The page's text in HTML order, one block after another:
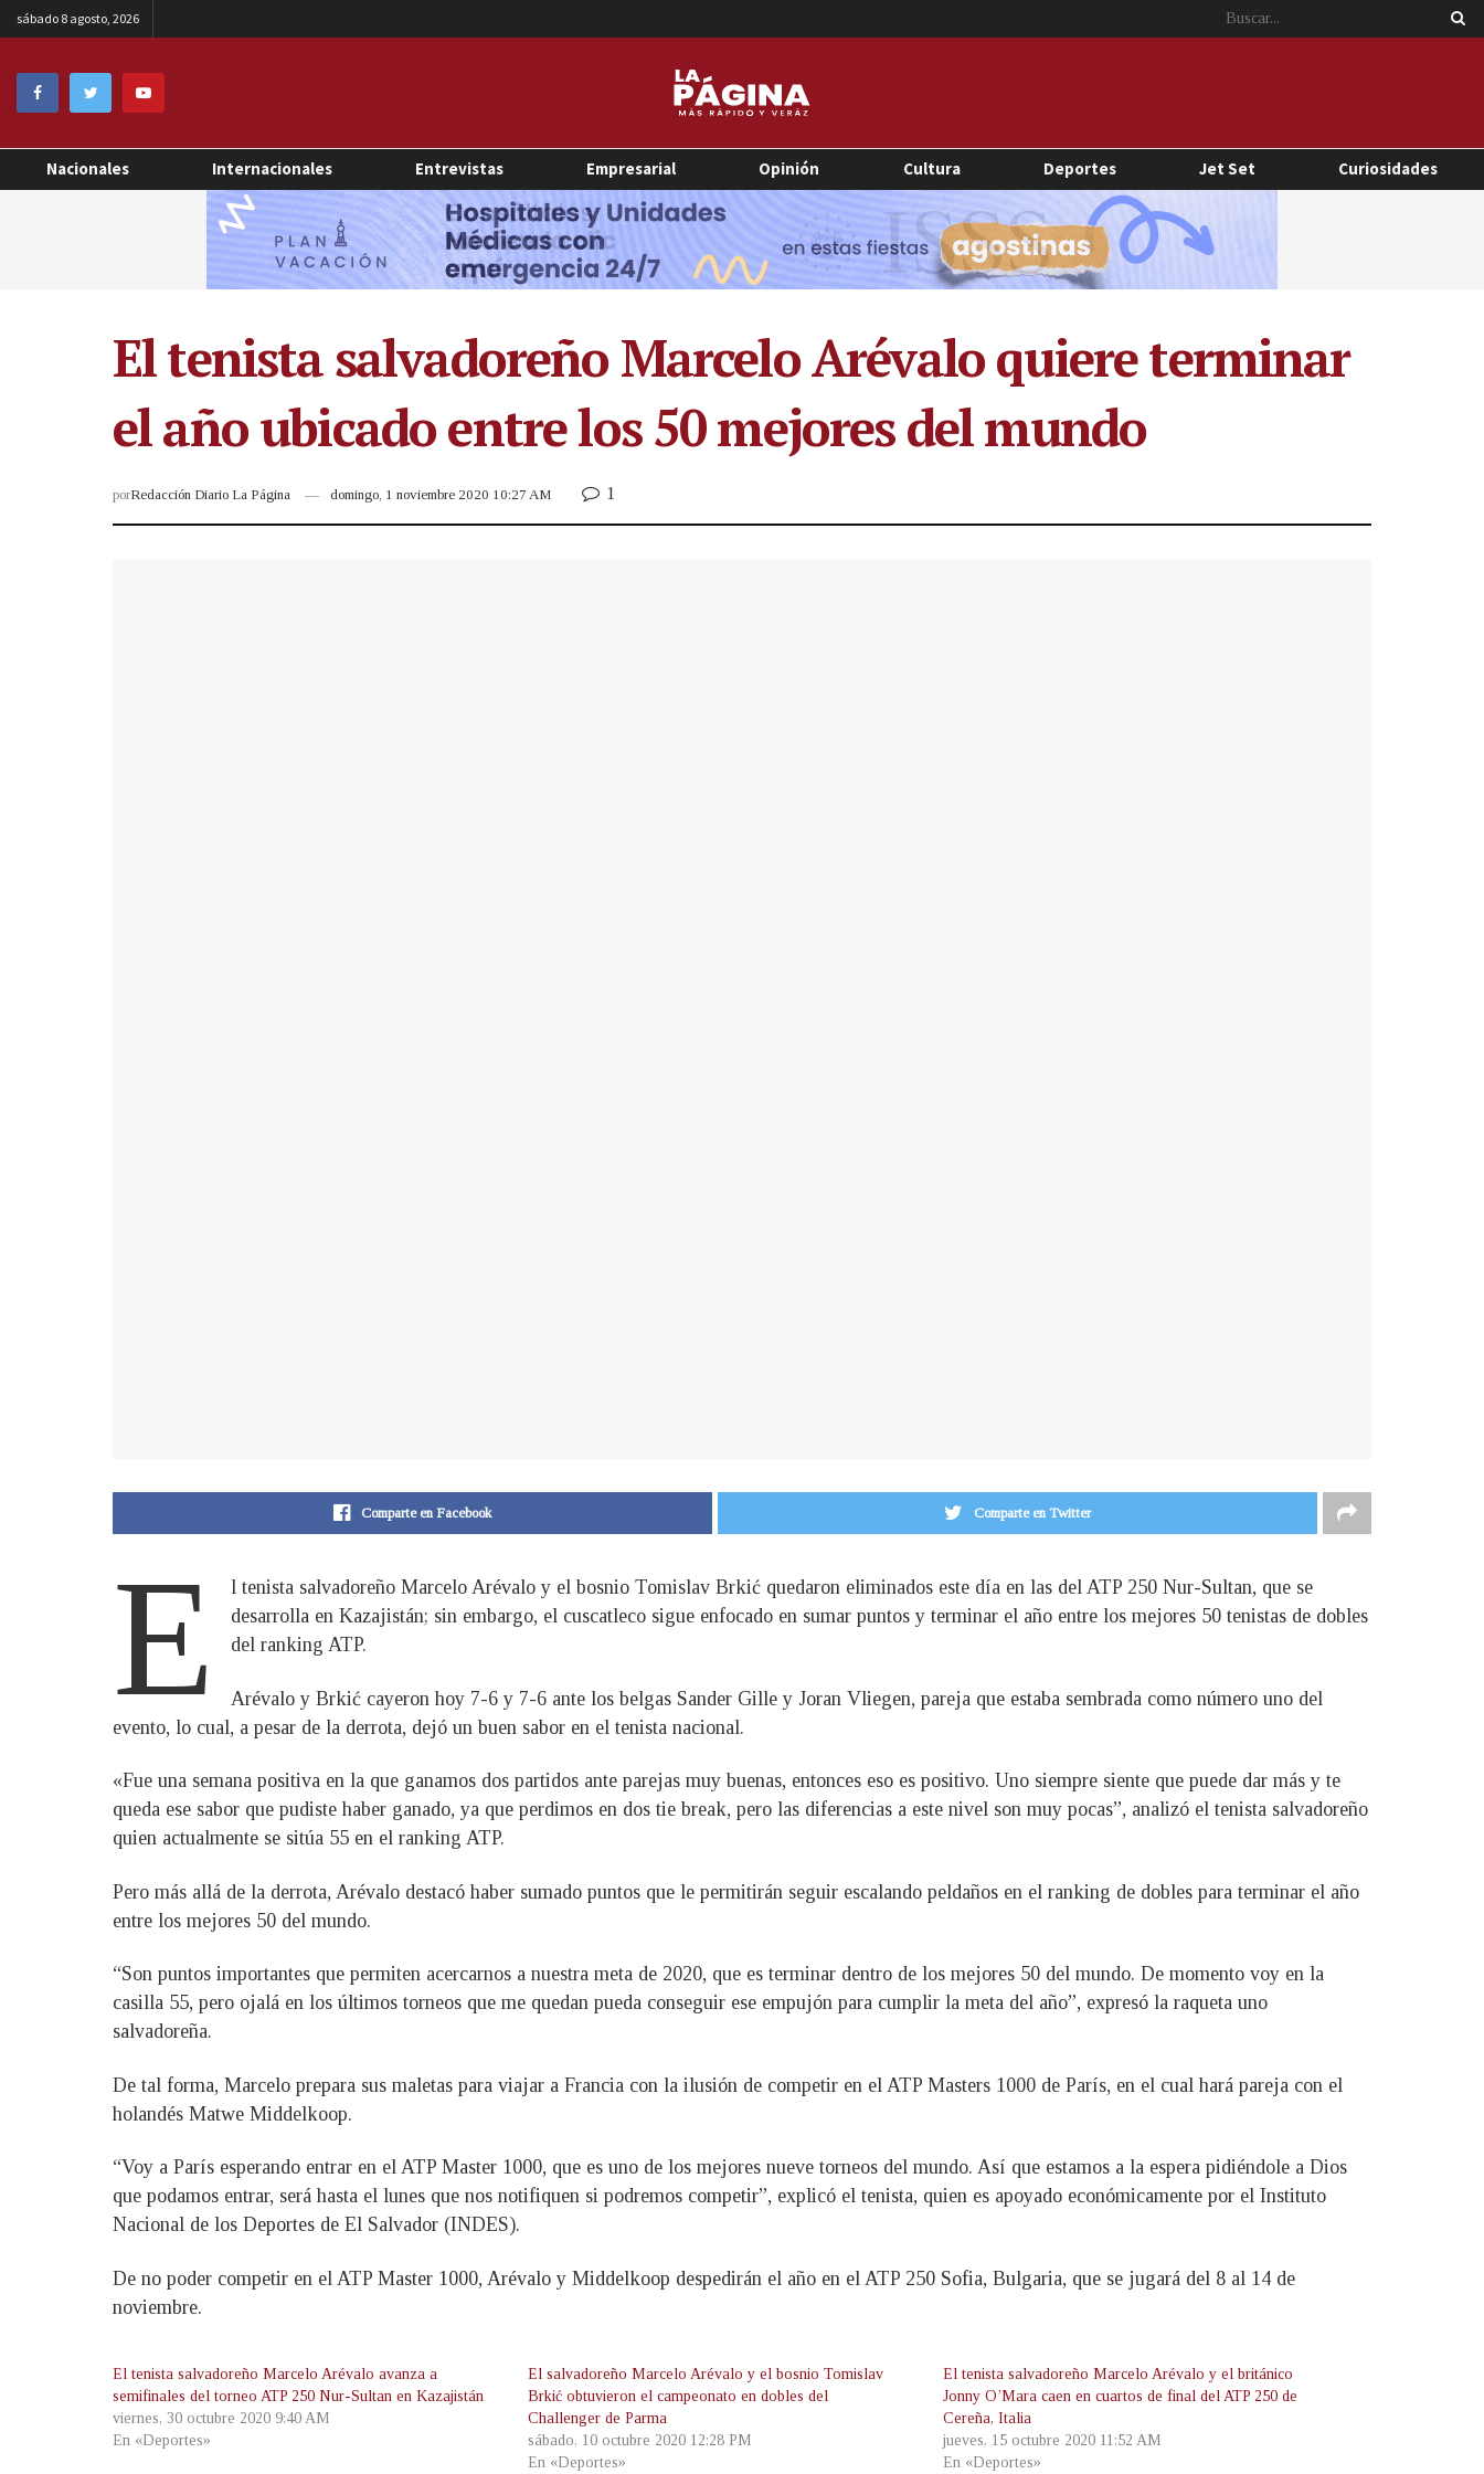
sábado 8 agosto, 2026
Nacionales Internacionales Entrevistas Empresarial Opinión Cultura Deportes Jet Set Curiosidades
El tenista salvadoreño Marcelo Arévalo quiere terminar
el año ubicado entre los 50 mejores del mundo
porRedacción Diario La Página domingo, 1 noviembre 2020 10:27 AM 1
Comparte en Facebook Comparte en Twitter
E
l tenista salvadoreño Marcelo Arévalo y el bosnio Tomislav Brkić quedaron eliminados este día en las del ATP 250 Nur-Sultan, que se
desarrolla en Kazajistán; sin embargo, el cuscatleco sigue enfocado en sumar puntos y terminar el año entre los mejores 50 tenistas de dobles
del ranking ATP.
Arévalo y Brkić cayeron hoy 7-6 y 7-6 ante los belgas Sander Gille y Joran Vliegen, pareja que estaba sembrada como número uno del
evento, lo cual, a pesar de la derrota, dejó un buen sabor en el tenista nacional.
«Fue una semana positiva en la que ganamos dos partidos ante parejas muy buenas, entonces eso es positivo. Uno siempre siente que puede dar más y te
queda ese sabor que pudiste haber ganado, ya que perdimos en dos tie break, pero las diferencias a este nivel son muy pocas”, analizó el tenista salvadoreño
quien actualmente se sitúa 55 en el ranking ATP.
Pero más allá de la derrota, Arévalo destacó haber sumado puntos que le permitirán seguir escalando peldaños en el ranking de dobles para terminar el año
entre los mejores 50 del mundo.
“Son puntos importantes que permiten acercarnos a nuestra meta de 2020, que es terminar dentro de los mejores 50 del mundo. De momento voy en la
casilla 55, pero ojalá en los últimos torneos que me quedan pueda conseguir ese empujón para cumplir la meta del año”, expresó la raqueta uno
salvadoreña.
De tal forma, Marcelo prepara sus maletas para viajar a Francia con la ilusión de competir en el ATP Masters 1000 de París, en el cual hará pareja con el
holandés Matwe Middelkoop.
“Voy a París esperando entrar en el ATP Master 1000, que es uno de los mejores nueve torneos del mundo. Así que estamos a la espera pidiéndole a Dios
que podamos entrar, será hasta el lunes que nos notifiquen si podremos competir”, explicó el tenista, quien es apoyado económicamente por el Instituto
Nacional de los Deportes de El Salvador (INDES).
De no poder competir en el ATP Master 1000, Arévalo y Middelkoop despedirán el año en el ATP 250 Sofia, Bulgaria, que se jugará del 8 al 14 de
noviembre.
El tenista salvadoreño Marcelo Arévalo avanza a
semifinales del torneo ATP 250 Nur-Sultan en Kazajistán
viernes, 30 octubre 2020 9:40 AM
En «Deportes»
El salvadoreño Marcelo Arévalo y el bosnio Tomislav
Brkić obtuvieron el campeonato en dobles del
Challenger de Parma
sábado, 10 octubre 2020 12:28 PM
En «Deportes»
El tenista salvadoreño Marcelo Arévalo y el británico
Jonny O’Mara caen en cuartos de final del ATP 250 de
Cereña, Italia
jueves, 15 octubre 2020 11:52 AM
En «Deportes»